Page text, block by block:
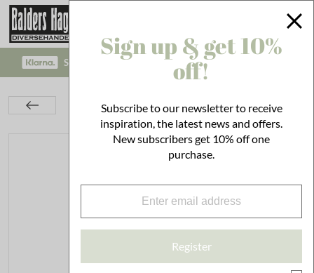
SAFE PAYMENT WITH KLARNA CHECKOUT!
Saucer Anna 16 cm Cream White
Sign up & get 10%
off!
Subscribe to our newsletter to receive
inspiration, the latest news and offers.
New subscribers get 10% off one
purchase.
Register